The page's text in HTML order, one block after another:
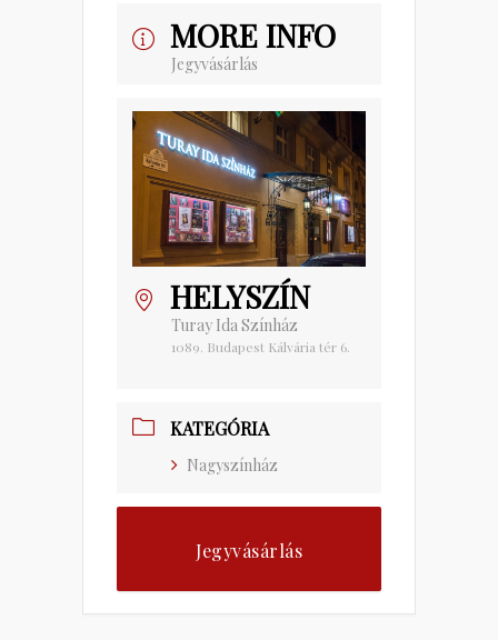
MORE INFO
Jegyvásárlás
HELYSZÍN
Turay Ida Színház
1089. Budapest Kálvária tér 6.
KATEGÓRIA
Nagyszínház
Jegyvásárlás